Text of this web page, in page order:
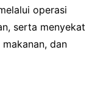
operasi
serta menyekat
dan